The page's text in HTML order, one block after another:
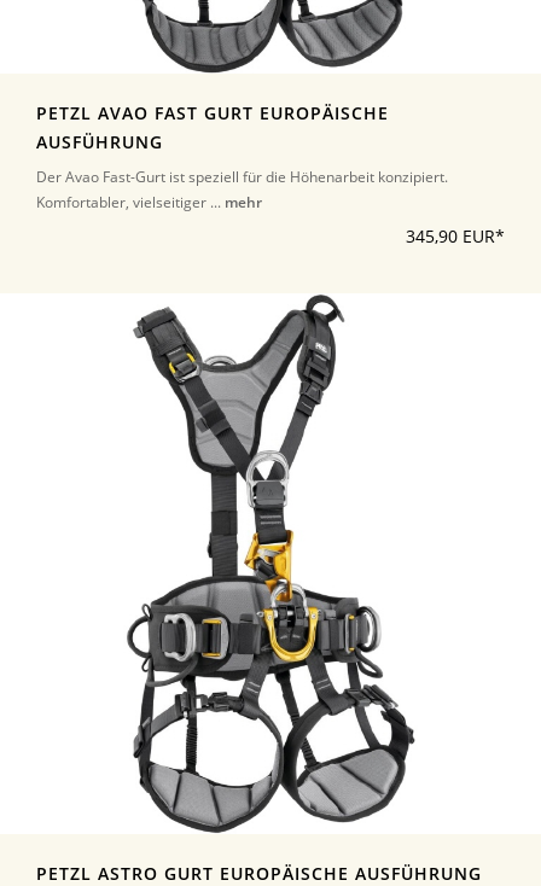
PETZL AVAO FAST GURT EUROPÄISCHE
AUSFÜHRUNG
Der Avao Fast-Gurt ist speziell für die Höhenarbeit konzipiert.
Komfortabler, vielseitiger ... mehr
345,90 EUR*
PETZL ASTRO GURT EUROPÄISCHE AUSFÜHRUNG